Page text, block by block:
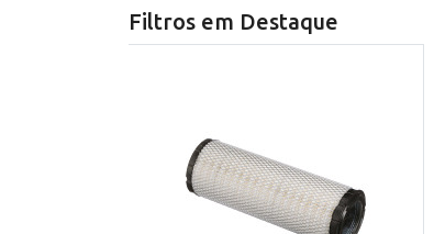
Filtros em Destaque